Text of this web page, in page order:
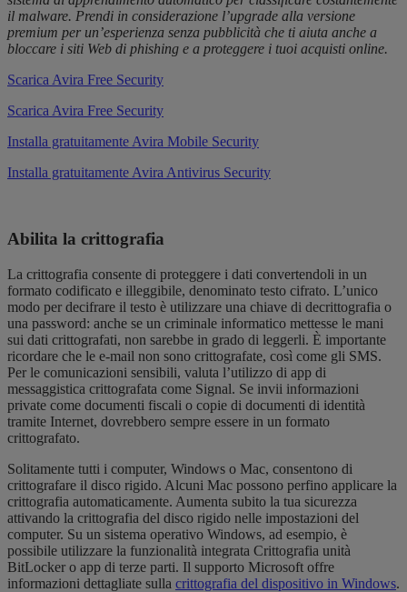
il malware. Prendi in considerazione l’upgrade alla versione
premium per un’esperienza senza pubblicità che ti aiuta anche a
bloccare i siti Web di phishing e a proteggere i tuoi acquisti online.
Scarica Avira Free Security
Scarica Avira Free Security
Installa gratuitamente Avira Mobile Security
Installa gratuitamente Avira Antivirus Security
Abilita la crittografia
La crittografia consente di proteggere i dati convertendoli in un
formato codificato e illeggibile, denominato testo cifrato. L’unico
modo per decifrare il testo è utilizzare una chiave di decrittografia o
una password: anche se un criminale informatico mettesse le mani
sui dati crittografati, non sarebbe in grado di leggerli. È importante
ricordare che le e-mail non sono crittografate, così come gli SMS.
Per le comunicazioni sensibili, valuta l’utilizzo di app di
messaggistica crittografata come Signal. Se invii informazioni
private come documenti fiscali o copie di documenti di identità
tramite Internet, dovrebbero sempre essere in un formato
crittografato.
Solitamente tutti i computer, Windows o Mac, consentono di
crittografare il disco rigido. Alcuni Mac possono perfino applicare la
crittografia automaticamente. Aumenta subito la tua sicurezza
attivando la crittografia del disco rigido nelle impostazioni del
computer. Su un sistema operativo Windows, ad esempio, è
possibile utilizzare la funzionalità integrata Crittografia unità
BitLocker o app di terze parti. Il supporto Microsoft offre
informazioni dettagliate sulla crittografia del dispositivo in Windows.